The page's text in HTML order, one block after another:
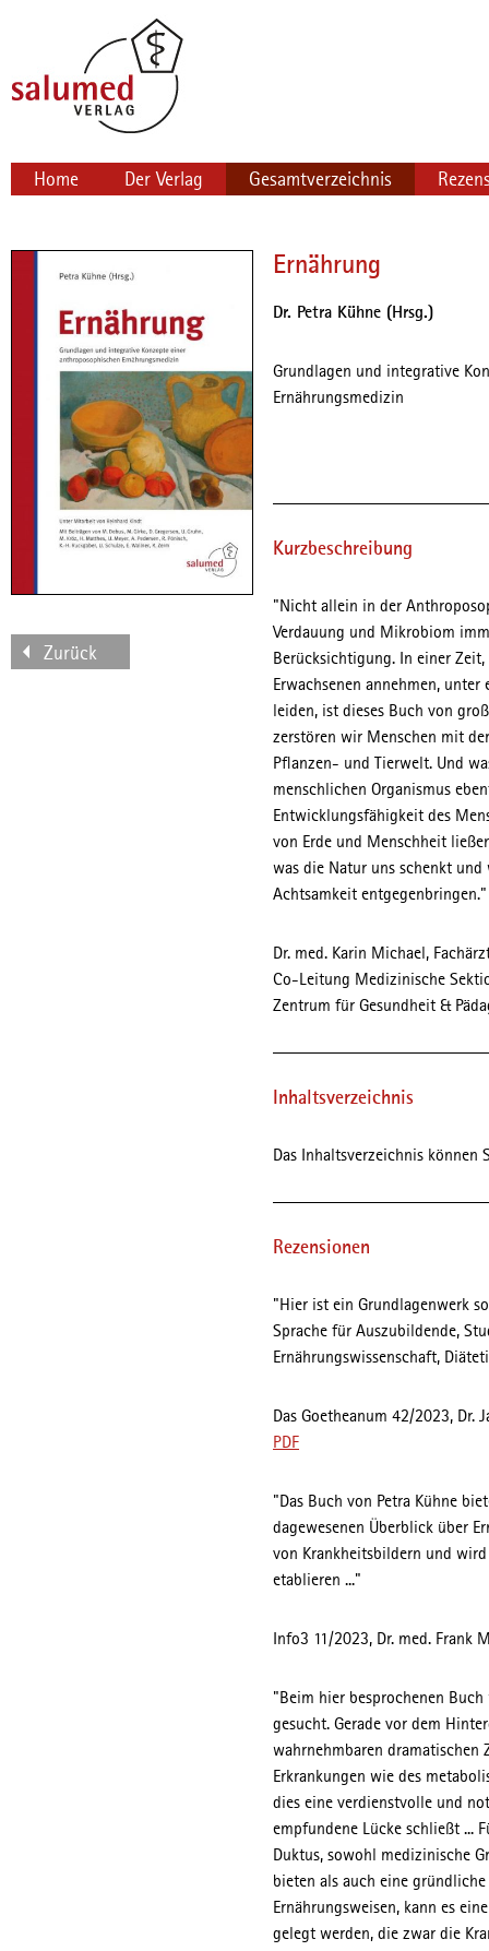
Navigation
Home Der Verlag Gesamtverzeichnis
Zurück
Ernährung
Dr. Petra Kühne (Hrsg.)
Grundlagen und integrative
Ernährungsmedizin
Kurzbeschreibung
"Nicht allein in der
Verdauung und Mikrobiom
Berücksichtigung. In einer
Erwachsenen annehmen,
leiden, ist dieses Buch von
zerstören wir Menschen mit
Pflanzen- und Tierwelt. Und
menschlichen Organismus
Entwicklungsfähigkeit des
von Erde und Menschheit
was die Natur uns schenkt
Achtsamkeit entgegenbringen."
Dr. med. Karin Michael,
Co-Leitung Medizinische
Zentrum für Gesundheit &
Inhaltsverzeichnis
Das Inhaltsverzeichnis können
Rezensionen
"Hier ist ein Grundlagenwerk
Sprache für Auszubildende,
Ernährungswissenschaft,
Das Goetheanum 42/2023, Dr.
PDF
"Das Buch von Petra Kühne
dagewesenen Überblick über
von Krankheitsbildern und
etablieren ..."
Info3 11/2023, Dr. med. Frank
"Beim hier besprochenen
gesucht. Gerade vor dem
wahrnehmbaren dramatischen
Erkrankungen wie des
dies eine verdienstvolle und
empfundene Lücke schließt ...
Duktus, sowohl medizinische
bieten als auch eine
Ernährungsweisen, kann es
gelegt werden, die zwar die